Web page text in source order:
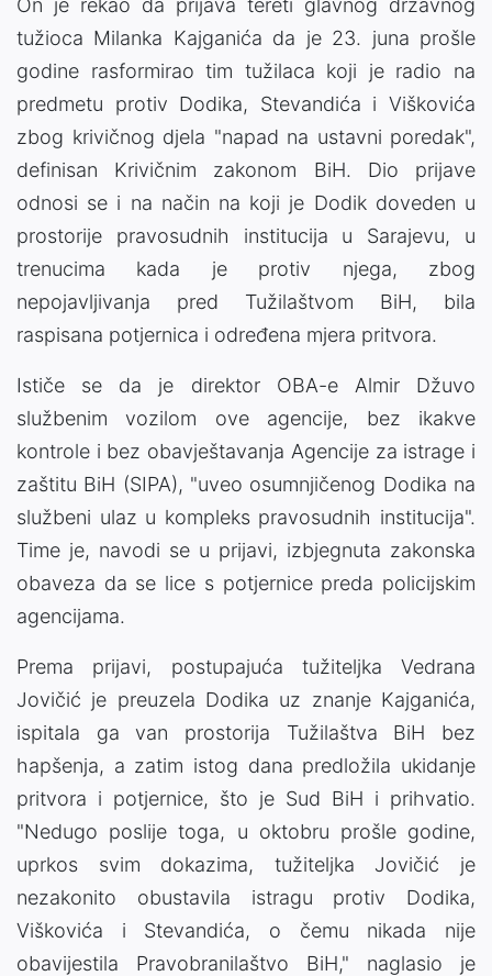
On je rekao da prijava tereti glavnog državnog
tužioca Milanka Kajganića da je 23. juna prošle
godine rasformirao tim tužilaca koji je radio na
predmetu protiv Dodika, Stevandića i Viškovića
zbog krivičnog djela "napad na ustavni poredak",
definisan Krivičnim zakonom BiH. Dio prijave
odnosi se i na način na koji je Dodik doveden u
prostorije pravosudnih institucija u Sarajevu, u
trenucima kada je protiv njega, zbog
nepojavljivanja pred Tužilaštvom BiH, bila
raspisana potjernica i određena mjera pritvora.
Ističe se da je direktor OBA-e Almir Džuvo
službenim vozilom ove agencije, bez ikakve
kontrole i bez obavještavanja Agencije za istrage i
zaštitu BiH (SIPA), "uveo osumnjičenog Dodika na
službeni ulaz u kompleks pravosudnih institucija".
Time je, navodi se u prijavi, izbjegnuta zakonska
obaveza da se lice s potjernice preda policijskim
agencijama.
Prema prijavi, postupajuća tužiteljka Vedrana
Jovičić je preuzela Dodika uz znanje Kajganića,
ispitala ga van prostorija Tužilaštva BiH bez
hapšenja, a zatim istog dana predložila ukidanje
pritvora i potjernice, što je Sud BiH i prihvatio.
"Nedugo poslije toga, u oktobru prošle godine,
uprkos svim dokazima, tužiteljka Jovičić je
nezakonito obustavila istragu protiv Dodika,
Viškovića i Stevandića, o čemu nikada nije
obavijestila Pravobranilaštvo BiH," naglasio je